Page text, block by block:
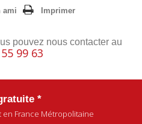
ami Imprimer
pouvez nous contacter au
99 63
*
France Métropolitaine